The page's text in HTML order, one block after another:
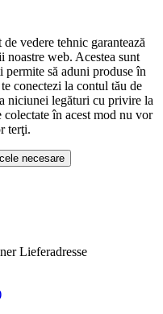
vedere tehnic garantează
noastre web. Acestea sunt
să aduni produse în
conectezi la contul tău de
niciunei legături cu privire la
colectate în acest mod nu vor
terţi.
necesare
Lieferadresse